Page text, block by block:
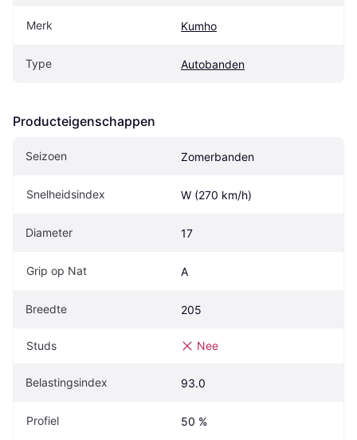
Merk Kumho
Type Autobanden
Producteigenschappen
Seizoen Zomerbanden
Snelheidsindex W (270 km/h)
Diameter 17
Grip op Nat A
Breedte 205
Studs Nee
Belastingsindex 93.0
Profiel 50 %